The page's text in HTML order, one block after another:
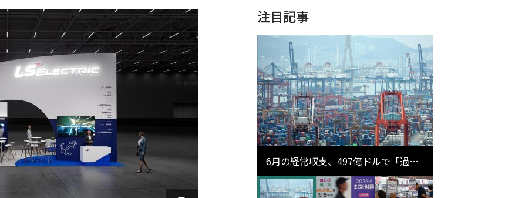
注目記事
6月の経常収支、497億ドルで「過去
最大」…輸出が初の1000億ドル突破